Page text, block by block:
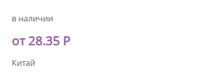
в наличии
от 28.35 Р
Китай